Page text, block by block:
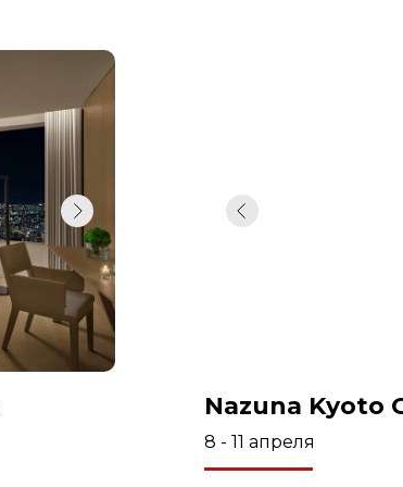
Nazuna Kyoto
8 - 11 апреля